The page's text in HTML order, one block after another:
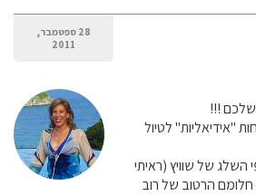
28 ספטמבר,
2011
שלכם !!!
"אידיאליות" לטיול
של שוויץ (ראיתי
חלומם הרטוב של רוב